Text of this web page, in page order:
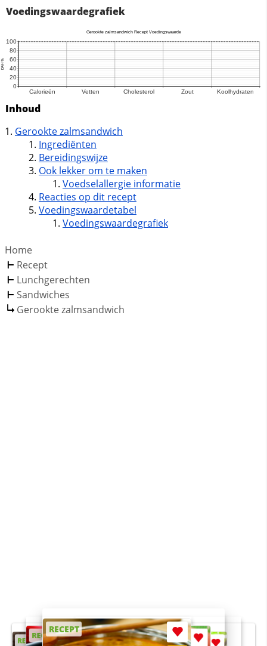
Voedingswaardegrafiek
Inhoud
Gerookte zalmsandwich
Ingrediënten
Bereidingswijze
Ook lekker om te maken
Voedselallergie informatie
Reacties op dit recept
Voedingswaardetabel
Voedingswaardegrafiek
Home
Recept
Lunchgerechten
Sandwiches
Gerookte zalmsandwich
RECEPT
RECEPT
RECEPT
RECEPT
RECEPT